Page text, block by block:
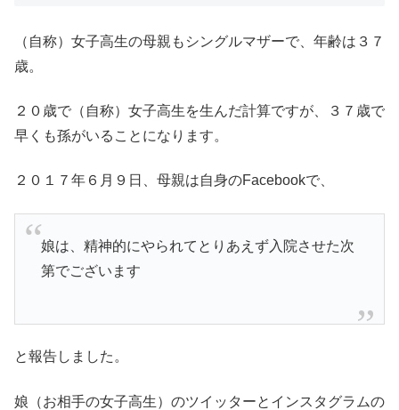
（自称）女子高生の母親もシングルマザーで、年齢は３７
歳。
２０歳で（自称）女子高生を生んだ計算ですが、３７歳で
早くも孫がいることになります。
２０１７年６月９日、母親は自身のFacebookで、
娘は、精神的にやられてとりあえず入院させた次
第でございます
と報告しました。
娘（お相手の女子高生）のツイッターとインスタグラムの